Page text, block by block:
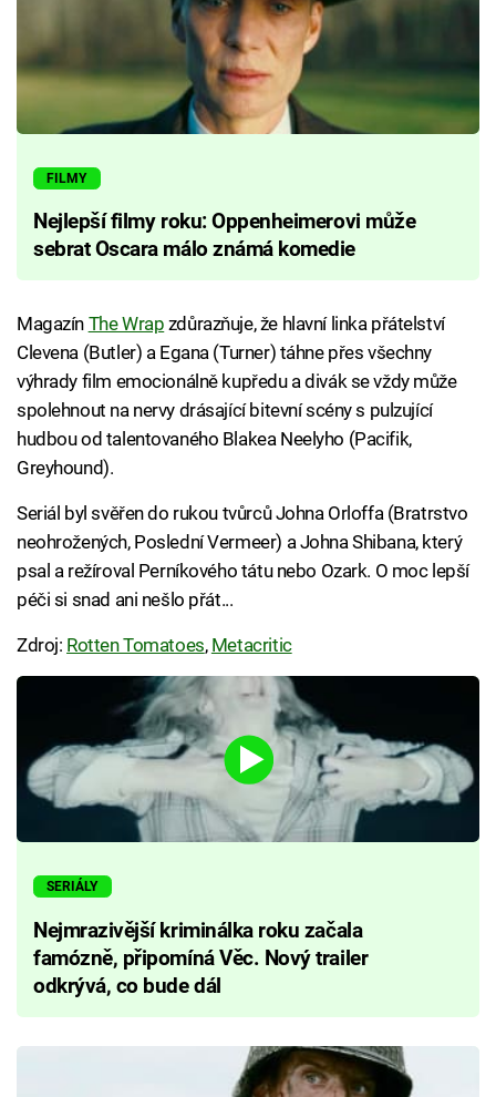
FILMY
Nejlepší filmy roku: Oppenheimerovi může
sebrat Oscara málo známá komedie
Magazín The Wrap zdůrazňuje, že hlavní linka přátelství
Clevena (Butler) a Egana (Turner) táhne přes všechny
výhrady film emocionálně kupředu a divák se vždy může
spolehnout na nervy drásající bitevní scény s pulzující
hudbou od talentovaného Blakea Neelyho (Pacifik,
Greyhound).
Seriál byl svěřen do rukou tvůrců Johna Orloffa (Bratrstvo
neohrožených, Poslední Vermeer) a Johna Shibana, který
psal a režíroval Perníkového tátu nebo Ozark. O moc lepší
péči si snad ani nešlo přát...
Zdroj: Rotten Tomatoes, Metacritic
SERIÁLY
Nejmrazivější kriminálka roku začala
famózně, připomíná Věc. Nový trailer
odkrývá, co bude dál